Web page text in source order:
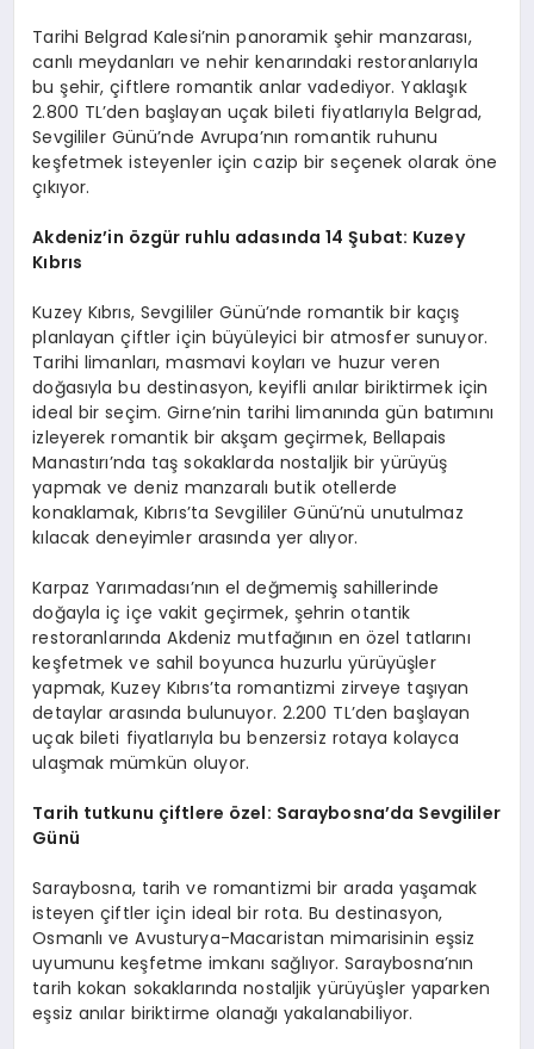
Tarihi Belgrad Kalesi’nin panoramik şehir manzarası,
canlı meydanları ve nehir kenarındaki restoranlarıyla
bu şehir, çiftlere romantik anlar vadediyor. Yaklaşık
2.800 TL’den başlayan uçak bileti fiyatlarıyla Belgrad,
Sevgililer Günü’nde Avrupa’nın romantik ruhunu
keşfetmek isteyenler için cazip bir seçenek olarak öne
çıkıyor.
Akdeniz’in özgür ruhlu adasında 14 Şubat: Kuzey
Kıbrıs
Kuzey Kıbrıs, Sevgililer Günü’nde romantik bir kaçış
planlayan çiftler için büyüleyici bir atmosfer sunuyor.
Tarihi limanları, masmavi koyları ve huzur veren
doğasıyla bu destinasyon, keyifli anılar biriktirmek için
ideal bir seçim. Girne’nin tarihi limanında gün batımını
izleyerek romantik bir akşam geçirmek, Bellapais
Manastırı’nda taş sokaklarda nostaljik bir yürüyüş
yapmak ve deniz manzaralı butik otellerde
konaklamak, Kıbrıs’ta Sevgililer Günü’nü unutulmaz
kılacak deneyimler arasında yer alıyor.
Karpaz Yarımadası’nın el değmemiş sahillerinde
doğayla iç içe vakit geçirmek, şehrin otantik
restoranlarında Akdeniz mutfağının en özel tatlarını
keşfetmek ve sahil boyunca huzurlu yürüyüşler
yapmak, Kuzey Kıbrıs’ta romantizmi zirveye taşıyan
detaylar arasında bulunuyor. 2.200 TL’den başlayan
uçak bileti fiyatlarıyla bu benzersiz rotaya kolayca
ulaşmak mümkün oluyor.
Tarih tutkunu çiftlere özel: Saraybosna’da Sevgililer
Günü
Saraybosna, tarih ve romantizmi bir arada yaşamak
isteyen çiftler için ideal bir rota. Bu destinasyon,
Osmanlı ve Avusturya-Macaristan mimarisinin eşsiz
uyumunu keşfetme imkanı sağlıyor. Saraybosna’nın
tarih kokan sokaklarında nostaljik yürüyüşler yaparken
eşsiz anılar biriktirme olanağı yakalanabiliyor.